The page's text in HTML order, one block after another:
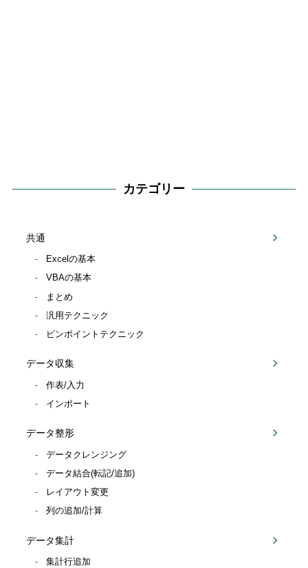
カテゴリー
共通
Excelの基本
VBAの基本
まとめ
汎用テクニック
ピンポイントテクニック
データ収集
作表/入力
インポート
データ整形
データクレンジング
データ結合(転記/追加)
レイアウト変更
列の追加/計算
データ集計
集計行追加